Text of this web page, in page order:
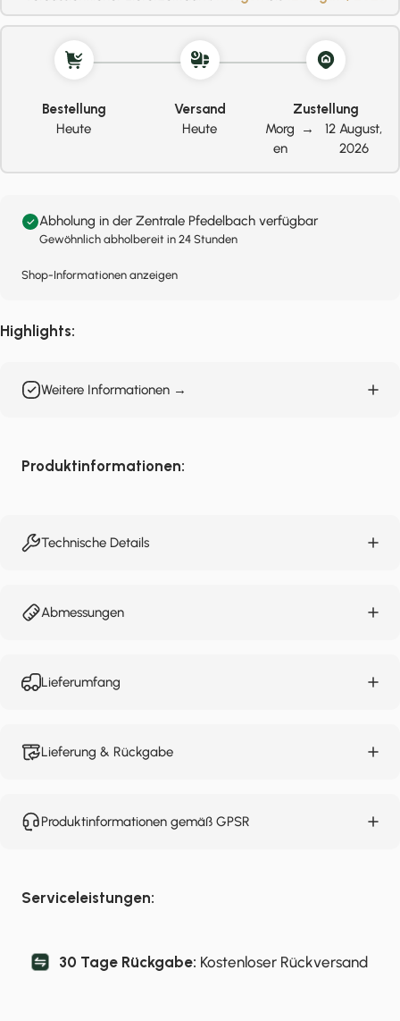
Bestellung
Heute
Versand
Heute
Zustellung
Morg
en
→
12 August,
2026
Abholung in der Zentrale Pfedelbach verfügbar
Gewöhnlich abholbereit in 24 Stunden
Shop-Informationen anzeigen
Highlights:
Weitere Informationen →
Produktinformationen:
Technische Details
Abmessungen
Lieferumfang
Lieferung & Rückgabe
Produktinformationen gemäß GPSR
Serviceleistungen:
30 Tage Rückgabe: Kostenloser Rückversand